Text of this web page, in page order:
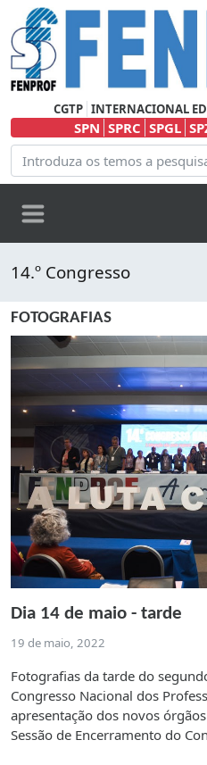
CGTP INTERNACIONAL
SPN SPRC SPGL
14.º Congresso
FOTOGRAFIAS
Dia 14 de maio - tarde
19 de maio, 2022
Fotografias da tarde do
Congresso Nacional dos
apresentação dos novos
Sessão de Encerramento do